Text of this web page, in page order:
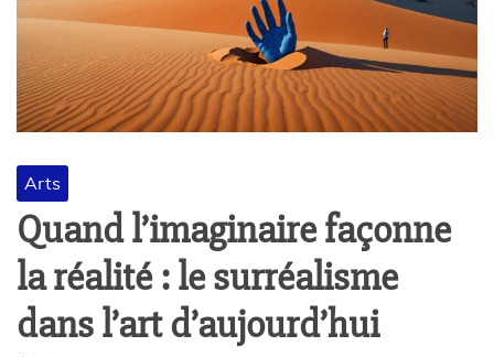
Arts
Quand l’imaginaire façonne
la réalité : le surréalisme
dans l’art d’aujourd’hui